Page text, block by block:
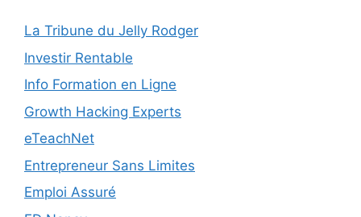
La Tribune du Jelly Rodger
Investir Rentable
Info Formation en Ligne
Growth Hacking Experts
eTeachNet
Entrepreneur Sans Limites
Emploi Assuré